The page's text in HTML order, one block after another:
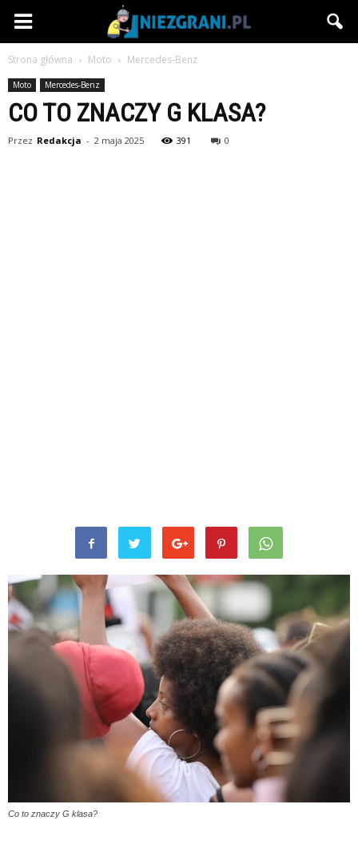
Niezgrani.pl
Strona główna Moto Mercedes-Benz
Moto Mercedes-Benz
CO TO ZNACZY G KLASA?
Przez Redakcja - 2 maja 2025 391 0
Co to znaczy G klasa?